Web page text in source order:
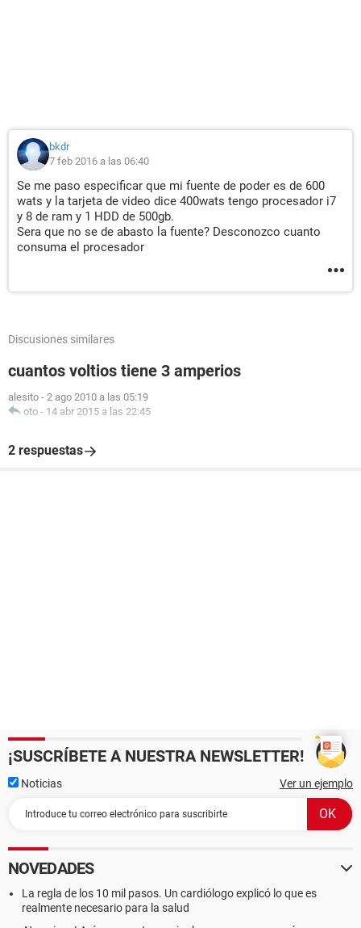
bkdr
7 feb 2016 a las 06:40
Se me paso especificar que mi fuente de poder es de 600
wats y la tarjeta de video dice 400wats tengo procesador i7
y 8 de ram y 1 HDD de 500gb.
Sera que no se de abasto la fuente? Desconozco cuanto
consuma el procesador
Discusiones similares
cuantos voltios tiene 3 amperios
alesito - 2 ago 2010 a las 05:19
oto - 14 abr 2015 a las 22:45
2 respuestas
¡SUSCRÍBETE A NUESTRA NEWSLETTER!
Noticias Ver un ejemplo
NOVEDADES
La regla de los 10 mil pasos. Un cardiólogo explicó lo que es
realmente necesario para la salud